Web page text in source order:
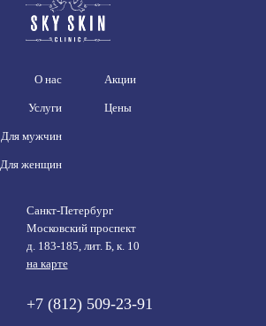
О нас
Услуги
Для мужчин
Для женщин
Акции
Цены
Санкт-Петербург
Московский проспект
д. 183-185, лит. Б, к. 10
на карте
+7 (812) 509-23-91